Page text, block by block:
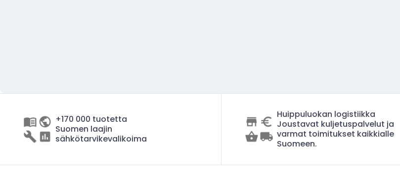
+170 000 tuotetta
Suomen laajin
sähkötarvikevalikoima
Huippuluokan logistiikka
Joustavat kuljetuspalvelut ja
varmat toimitukset kaikkialle
Suomeen.